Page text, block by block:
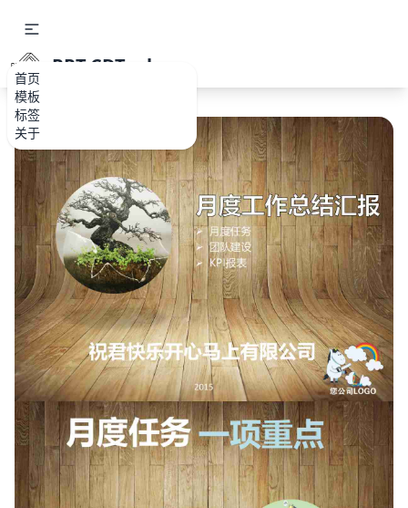
首页
模板
标签
关于
PPT.CDTools
如果关注公众号就更好了
确认下载 取消